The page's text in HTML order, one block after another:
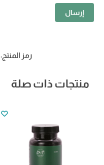
رمز المنتج:
منتجات ذات صلة